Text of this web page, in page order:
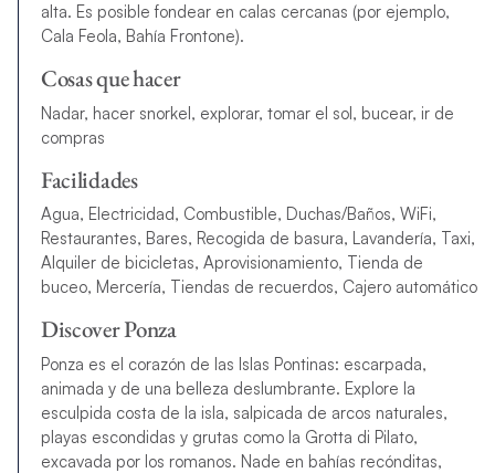
alta. Es posible fondear en calas cercanas (por ejemplo,
Cala Feola, Bahía Frontone).
Cosas que hacer
Nadar, hacer snorkel, explorar, tomar el sol, bucear, ir de
compras
Facilidades
Agua, Electricidad, Combustible, Duchas/Baños, WiFi,
Restaurantes, Bares, Recogida de basura, Lavandería, Taxi,
Alquiler de bicicletas, Aprovisionamiento, Tienda de
buceo, Mercería, Tiendas de recuerdos, Cajero automático
Discover Ponza
Ponza es el corazón de las Islas Pontinas: escarpada,
animada y de una belleza deslumbrante. Explore la
esculpida costa de la isla, salpicada de arcos naturales,
playas escondidas y grutas como la Grotta di Pilato,
excavada por los romanos. Nade en bahías recónditas,